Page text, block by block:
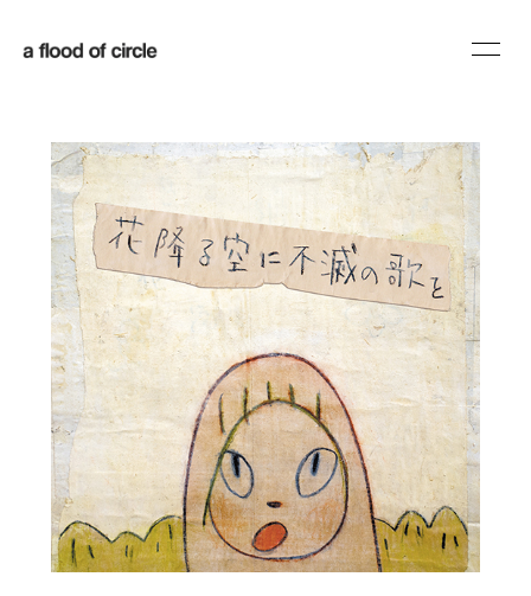
SCHEDULE PROFILE
DISCOGRAPHY BLOG
MOVIE RADIO
SHOP
会員登録 ログイン